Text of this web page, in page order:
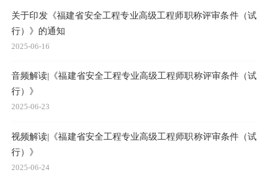
关于印发《福建省安全工程专业高级工程师职称评审条件（试
行）》的通知
2025-06-16
音频解读|《福建省安全工程专业高级工程师职称评审条件（试
行）》
2025-06-23
视频解读|《福建省安全工程专业高级工程师职称评审条件（试
行）》
2025-06-24